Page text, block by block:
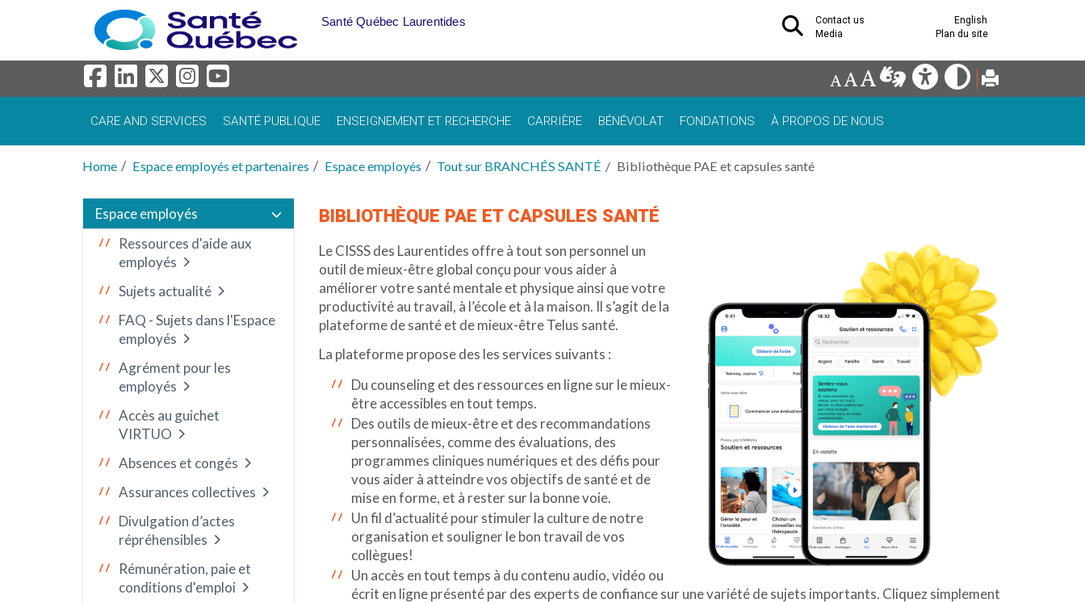
Skip to main content
Contact us
English
Media
Plan du site
Santé Québec Laurentides
CARE AND SERVICES SANTÉ PUBLIQUE ENSEIGNEMENT ET RECHERCHE CARRIÈRE BÉNÉVOLAT FONDATIONS À PROPOS DE NOUS
Home Espace employés et partenaires Espace employés Tout sur BRANCHÉS SANTÉ Bibliothèque PAE et capsules santé
Espace employés
Ressources d'aide aux
employés
Sujets actualité
FAQ - Sujets dans l'Espace
employés
Agrément pour les
employés
Accès au guichet
VIRTUO
Absences et congés
Assurances collectives
Divulgation d’actes
répréhensibles
Rémunération, paie et
conditions d'emploi
BIBLIOTHÈQUE PAE ET CAPSULES SANTÉ
Le CISSS des Laurentides offre à tout son personnel un
outil de mieux-être global conçu pour vous aider à
améliorer votre santé mentale et physique ainsi que votre
productivité au travail, à l’école et à la maison. Il s’agit de la
plateforme de santé et de mieux-être Telus santé.
La plateforme propose des les services suivants :
Du counseling et des ressources en ligne sur le mieux-
être accessibles en tout temps.
Des outils de mieux-être et des recommandations
personnalisées, comme des évaluations, des
programmes cliniques numériques et des défis pour
vous aider à atteindre vos objectifs de santé et de
mise en forme, et à rester sur la bonne voie.
Un fil d’actualité pour stimuler la culture de notre
organisation et souligner le bon travail de vos
collègues!
Un accès en tout temps à du contenu audio, vidéo ou
écrit en ligne présenté par des experts de confiance sur une variété de sujets importants. Cliquez simplement